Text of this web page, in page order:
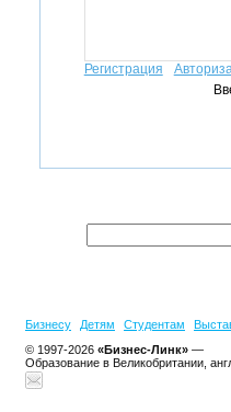
Регистрация
Бизнесу Детям Студентам
© 1997-2026 «Бизнес-Линк» —
Образование в Великобритании,